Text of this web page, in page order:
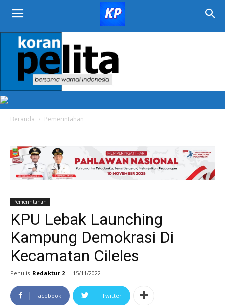
KORAN
PELITA
Beranda Pemerintahan
Pemerintahan
KPU Lebak Launching
Kampung Demokrasi Di
Kecamatan Cileles
Penulis Redaktur 2 - 15/11/2022
Facebook Twitter